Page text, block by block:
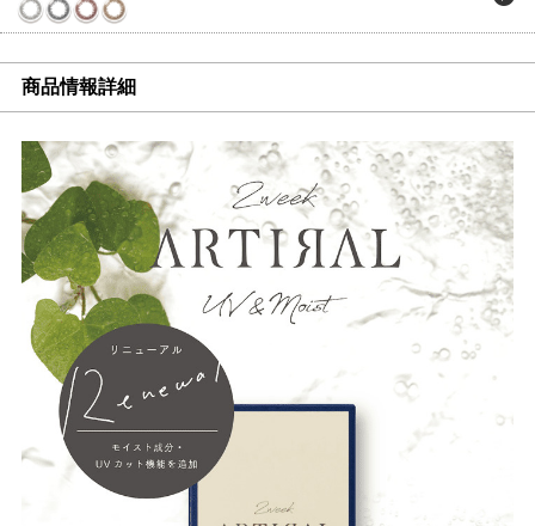
商品情報詳細